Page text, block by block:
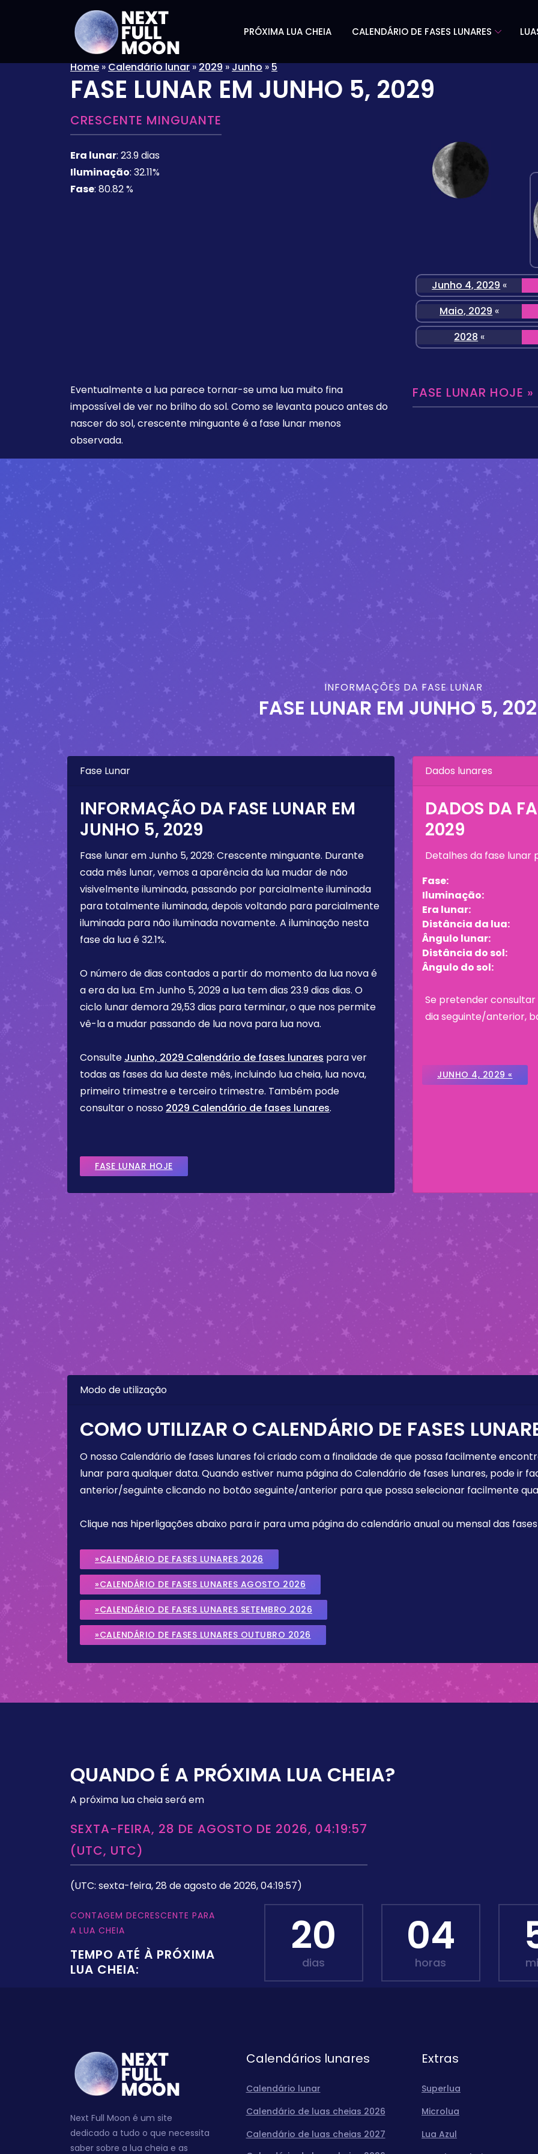
PRÓXIMA LUA CHEIA CALENDÁRIO DE FASES LUNARES
Home»Calendário lunar»2029»Junho»5
FASE LUNAR EM JUNHO 5, 2029
CRESCENTE MINGUANTE
Era lunar: 23.9 dias
Iluminação: 32.11%
Fase: 80.82 %
Junho 4, 2029 «
Maio, 2029 «
2028 «
Eventualmente a lua parece tornar-se uma lua muito fina
impossível de ver no brilho do sol. Como se levanta pouco antes do
nascer do sol, crescente minguante é a fase lunar menos
observada.
FASE LUNAR HOJE
INFORMAÇÕES DA FASE LUNAR
FASE LUNAR EM JUNHO 5,
Fase Lunar
INFORMAÇÃO DA FASE LUNAR EM
JUNHO 5, 2029
Fase lunar emJunho 5, 2029: Crescente minguante. Durante
cada mês lunar, vemos a aparência da lua mudar de não
visivelmente iluminada, passando por parcialmente iluminada
para totalmente iluminada, depois voltando para parcialmente
iluminada para não iluminada novamente. A iluminação nesta
fase da lua é32.1%.
O número de dias contados a partir do momento da lua nova é
a era da lua. EmJunho 5, 2029a lua tem dias 23.9 dias dias. O
ciclo lunar demora 29,53 dias para terminar, o que nos permite
vê-la a mudar passando de lua nova para lua nova.
Consulte Junho, 2029 Calendário de fases lunares para ver
todas as fases da lua deste mês, incluindo lua cheia, lua nova,
primeiro trimestre e terceiro trimestre. Também pode
consultar o nosso 2029 Calendário de fases lunares.
FASE LUNAR HOJE
Dados lunares
DADOS DA
2029
Detalhes da fase lunar
Fase:
Iluminação:
Era lunar:
Distância da lua:
Ângulo lunar:
Distância do sol:
Ângulo do sol:
Se pretender consultar
dia seguinte/anterior,
JUNHO 4, 2029 «
Modo de utilização
COMO UTILIZAR O CALENDÁRIO DE FASES
O nosso Calendário de fases lunares foi criado com a finalidade de que possa facilmente
lunar para qualquer data. Quando estiver numa página do Calendário de fases lunares, pode ir
anterior/seguinte clicando no botão seguinte/anterior para que possa selecionar facilmente
Clique nas hiperligações abaixo para ir para uma página do calendário anual ou mensal das
»CALENDÁRIO DE FASES LUNARES 2026
»CALENDÁRIO DE FASES LUNARES AGOSTO 2026
»CALENDÁRIO DE FASES LUNARES SETEMBRO 2026
»CALENDÁRIO DE FASES LUNARES OUTUBRO 2026
QUANDO É A PRÓXIMA LUA CHEIA?
A próxima lua cheia será em
SEXTA-FEIRA, 28 DE AGOSTO DE 2026, 04:19:57
(UTC, UTC)
(UTC: sexta-feira, 28 de agosto de 2026, 04:19:57)
CONTAGEM DECRESCENTE PARA
A LUA CHEIA
TEMPO ATÉ À PRÓXIMA
LUA CHEIA:
20
dias
04
horas
Next Full Moon é um site
dedicado a tudo o que necessita
saber sobre a lua cheia e as
Calendários lunares
Calendário lunar
Calendário de luas cheias 2026
Calendário de luas cheias 2027
Extras
Superlua
Microlua
Lua Azul